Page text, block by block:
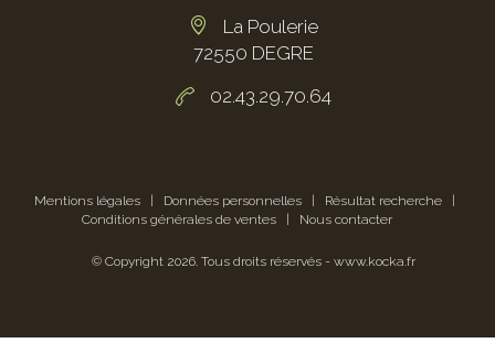
La Poulerie
72550 DEGRE
02.43.29.70.64
Mentions légales| Données personnelles| Résultat recherche|
Conditions générales de ventes| Nous contacter
© Copyright 2026. Tous droits réservés - www.kocka.fr